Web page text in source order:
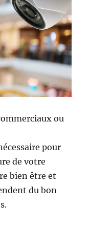
ou
pour
de votre
bien être et
du bon